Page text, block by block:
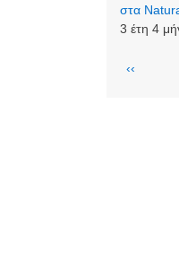
στα
3 έτη 4
‹‹